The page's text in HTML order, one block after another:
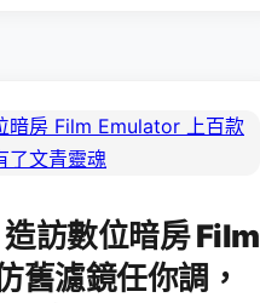
訪數位暗房 Film
舊濾鏡任你調，